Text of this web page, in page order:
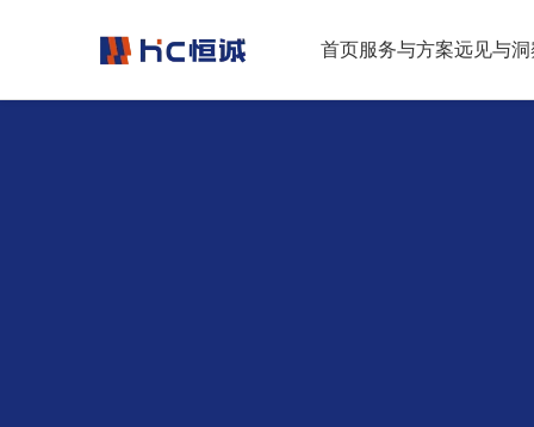
首页服务与方案远见与